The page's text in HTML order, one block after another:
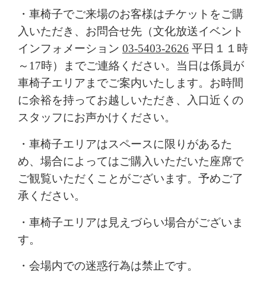
・ 車椅子でご来場のお客様はチケットをご購
入いただき、お問合せ先（文化放送イベント
インフォメーション 03-5403-2626 平日１１時
～17時）までご連絡ください。当日は係員が
車椅子エリアまでご案内いたします。 お時間
に余裕を持ってお越しいただき、入口近くの
スタッフにお声かけください。
・車椅子エリアはスペースに限りがあるた
め、場合によってはご購入いただいた座席で
ご観覧いただくことがございます。予めご了
承ください。
・車椅子エリアは見えづらい場合がございま
す。
・会場内での迷惑行為は禁止です。